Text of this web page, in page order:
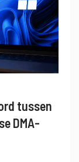
tussen
DMA-